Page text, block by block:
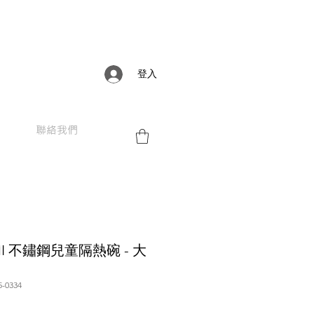
登入
聯絡我們
不鏽鋼兒童隔熱碗 - 大
0334